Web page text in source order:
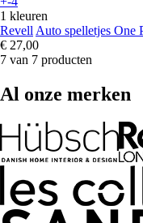
1 kleuren
Revell Auto spelletjes One
€ 27,00
7 van 7 producten
Al onze merken